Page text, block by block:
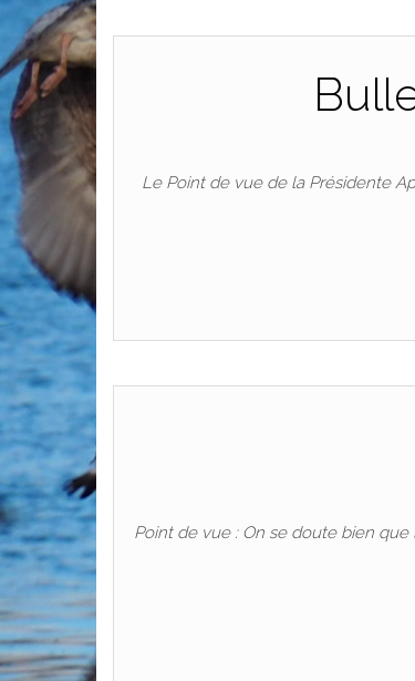
Le Point de vue de la Présidente
Point de vue : On se doute bien que